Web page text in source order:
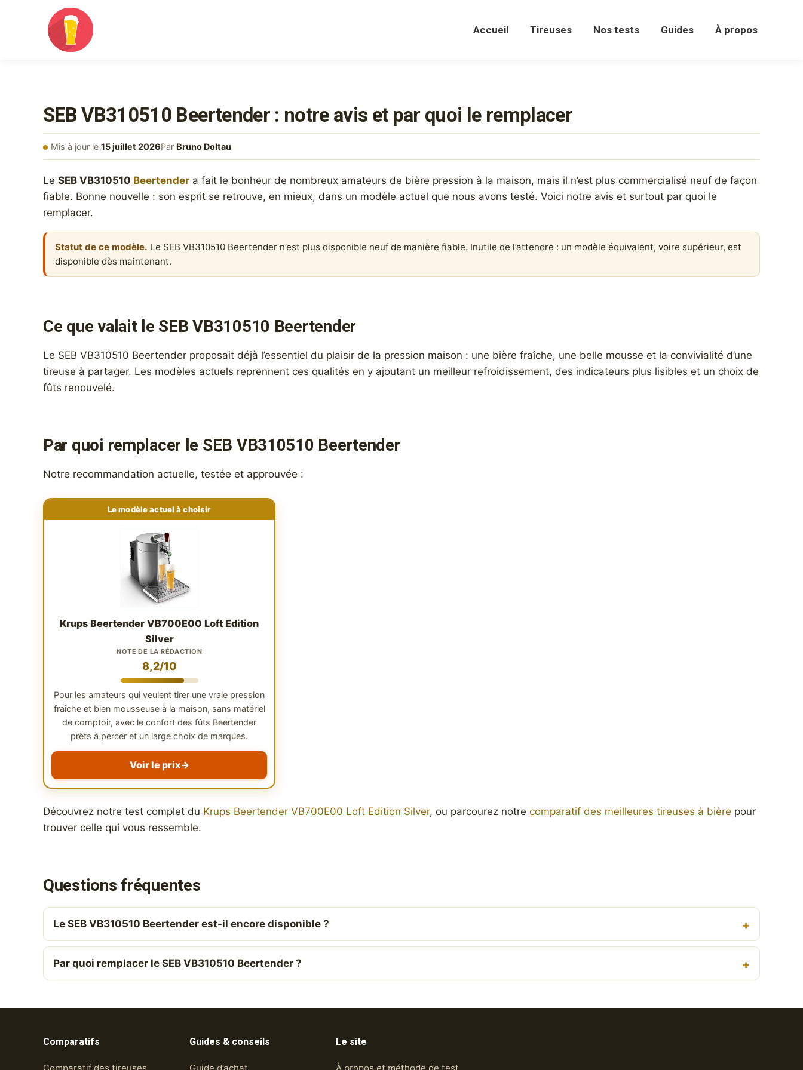
Accueil Tireuses Nos tests Guides À propos
SEB VB310510 Beertender : notre avis et par quoi le remplacer
Mis à jour le 15 juillet 2026Par Bruno Doltau
Le SEB VB310510 Beertender a fait le bonheur de nombreux amateurs de bière pression à la maison, mais il n’est plus commercialisé neuf de façon
fiable. Bonne nouvelle : son esprit se retrouve, en mieux, dans un modèle actuel que nous avons testé. Voici notre avis et surtout par quoi le
remplacer.
Statut de ce modèle. Le SEB VB310510 Beertender n’est plus disponible neuf de manière fiable. Inutile de l’attendre : un modèle équivalent, voire supérieur, est
disponible dès maintenant.
Ce que valait le SEB VB310510 Beertender
Le SEB VB310510 Beertender proposait déjà l’essentiel du plaisir de la pression maison : une bière fraîche, une belle mousse et la convivialité d’une
tireuse à partager. Les modèles actuels reprennent ces qualités en y ajoutant un meilleur refroidissement, des indicateurs plus lisibles et un choix de
fûts renouvelé.
Par quoi remplacer le SEB VB310510 Beertender
Notre recommandation actuelle, testée et approuvée :
Le modèle actuel à choisir
Krups Beertender VB700E00 Loft Edition
Silver
NOTE DE LA RÉDACTION
8,2/10
Pour les amateurs qui veulent tirer une vraie pression
fraîche et bien mousseuse à la maison, sans matériel
de comptoir, avec le confort des fûts Beertender
prêts à percer et un large choix de marques.
Voir le prix→
Découvrez notre test complet du Krups Beertender VB700E00 Loft Edition Silver, ou parcourez notre comparatif des meilleures tireuses à bière pour
trouver celle qui vous ressemble.
Questions fréquentes
Le SEB VB310510 Beertender est-il encore disponible ?
Par quoi remplacer le SEB VB310510 Beertender ?
Comparatifs Guides & conseils Le site